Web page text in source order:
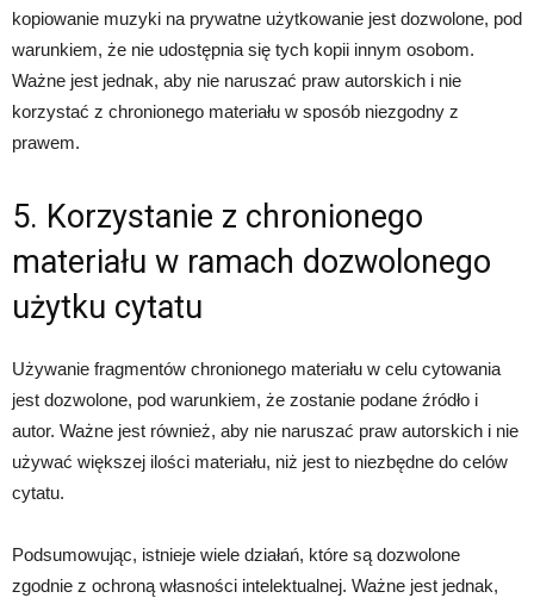
kopiowanie muzyki na prywatne użytkowanie jest dozwolone, pod
warunkiem, że nie udostępnia się tych kopii innym osobom.
Ważne jest jednak, aby nie naruszać praw autorskich i nie
korzystać z chronionego materiału w sposób niezgodny z
prawem.
5. Korzystanie z chronionego
materiału w ramach dozwolonego
użytku cytatu
Używanie fragmentów chronionego materiału w celu cytowania
jest dozwolone, pod warunkiem, że zostanie podane źródło i
autor. Ważne jest również, aby nie naruszać praw autorskich i nie
używać większej ilości materiału, niż jest to niezbędne do celów
cytatu.
Podsumowując, istnieje wiele działań, które są dozwolone
zgodnie z ochroną własności intelektualnej. Ważne jest jednak,